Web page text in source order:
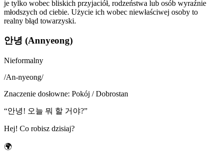
je tylko wobec bliskich przyjaciół, rodzeństwa lub osób wyraźnie
młodszych od ciebie. Użycie ich wobec niewłaściwej osoby to
realny błąd towarzyski.
안녕 (Annyeong)
Nieformalny
/An-nyeong/
Znaczenie dosłowne: Pokój / Dobrostan
“안녕! 오늘 뭐 할 거야?”
Hej! Co robisz dzisiaj?
🌍